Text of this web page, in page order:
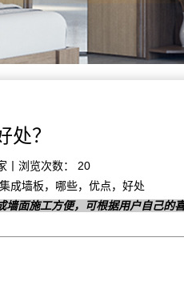
？
丨浏览次数： 20
成墙板，哪些，优点，好处
面施工方便，可根据用户自己的